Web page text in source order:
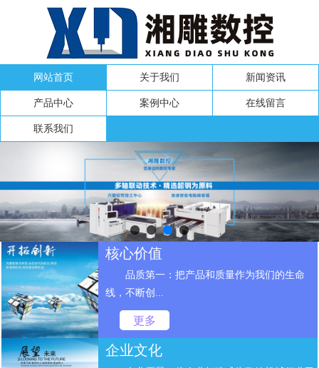
网站首页 关于我们 新闻资讯
产品中心 案例中心 在线留言
联系我们
核心价值
品质第一：把产品和质量作为我们的生命
线，不断创...
更多
企业文化